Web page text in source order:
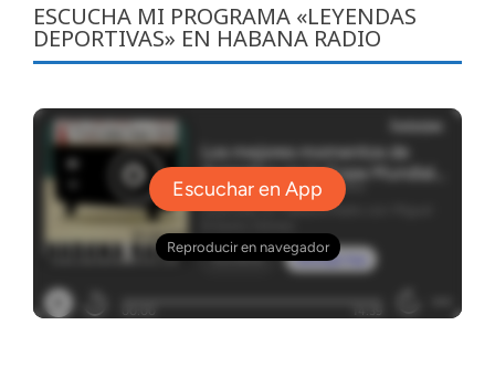
ESCUCHA MI PROGRAMA «LEYENDAS
DEPORTIVAS» EN HABANA RADIO